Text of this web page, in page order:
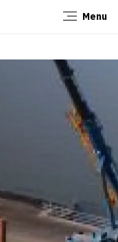
Menu
Sluiten